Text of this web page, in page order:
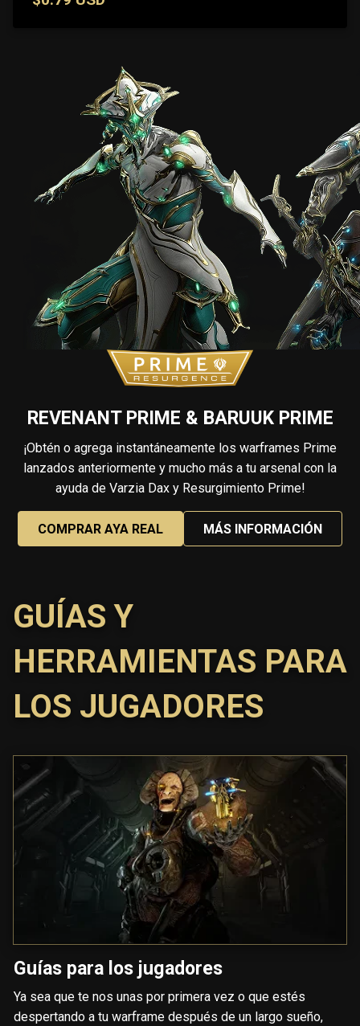
REVENANT PRIME & BARUUK PRIME
¡Obtén o agrega instantáneamente los warframes Prime
lanzados anteriormente y mucho más a tu arsenal con la
ayuda de Varzia Dax y Resurgimiento Prime!
COMPRAR AYA REAL MÁS INFORMACIÓN
GUÍAS Y
HERRAMIENTAS PARA
LOS JUGADORES
Guías para los jugadores
Ya sea que te nos unas por primera vez o que estés
despertando a tu warframe después de un largo sueño,